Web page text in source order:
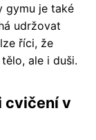
gymu je také
udržovat
říci, že
ale i duši.
cvičení v